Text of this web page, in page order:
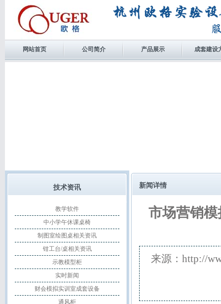
网站首页 公司简介 产品展示 成套建设
技术资讯
教学软件
中小学午休课桌椅
制图室绘图桌相关资讯
钳工台/桌相关资讯
示教模型柜
实时新闻
财会模拟实训室成套设备
通风柜
新闻详情
市场营销
来源：http://